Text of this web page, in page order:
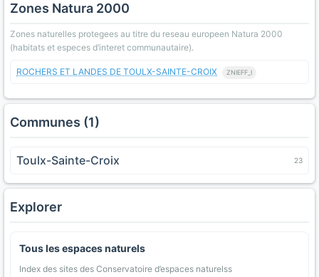
Zones Natura 2000
Zones naturelles protegees au titre du reseau europeen Natura 2000
(habitats et especes d’interet communautaire).
ROCHERS ET LANDES DE TOULX-SAINTE-CROIX ZNIEFF_I
Communes (1)
Toulx-Sainte-Croix 23
Explorer
Tous les espaces naturels
Index des sites des Conservatoire d’espaces naturelss